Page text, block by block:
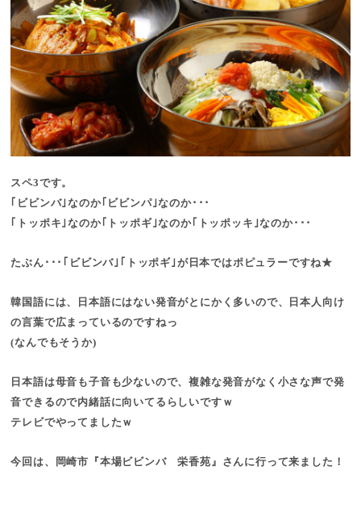
スペ3です。
｢ビビンバ｣なのか｢ビビンパ｣なのか･･･
｢トッポキ｣なのか｢トッポギ｣なのか｢トッポッキ｣なのか･･･
たぶん･･･ ｢ビビンバ｣｢トッポギ｣ が日本ではポピュラーですね★
韓国語には、日本語にはない発音がとにかく多いので、日本人向け
の言葉で広まっているのですねっ
(なんでもそうか)
日本語は母音も子音も少ないので、複雑な発音がなく小さな声で発
音できるので内緒話に向いてる らしいですｗ
テレビでやってましたｗ
今回は、岡崎市『本場ビビンバ 栄香苑』さんに行って来ました！